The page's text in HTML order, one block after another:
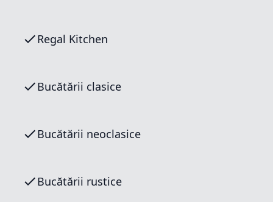
Regal Kitchen
Bucătării clasice
Bucătării neoclasice
Bucătării rustice